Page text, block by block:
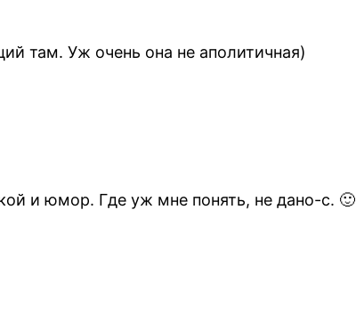
там. Уж очень она не аполитичная)
и юмор. Где уж мне понять, не дано-с. 🙂